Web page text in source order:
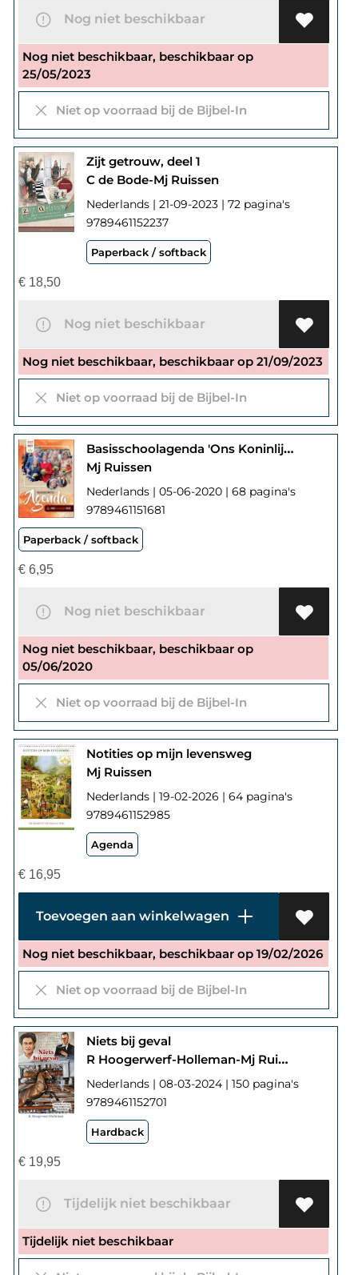
Nog niet beschikbaar
Nog niet beschikbaar, beschikbaar op
25/05/2023
Niet op voorraad bij de Bijbel-In
Zijt getrouw, deel 1
C de Bode-Mj Ruissen
Nederlands | 21-09-2023 | 72 pagina's
9789461152237
Paperback / softback
€18,50
Nog niet beschikbaar
Nog niet beschikbaar, beschikbaar op 21/09/2023
Niet op voorraad bij de Bijbel-In
Basisschoolagenda 'Ons Koninlijk Huis' 2020-2021
Mj Ruissen
Nederlands | 05-06-2020 | 68 pagina's
9789461151681
Paperback / softback
€6,95
Nog niet beschikbaar
Nog niet beschikbaar, beschikbaar op
05/06/2020
Niet op voorraad bij de Bijbel-In
Notities op mijn levensweg
Mj Ruissen
Nederlands | 19-02-2026 | 64 pagina's
9789461152985
Agenda
€16,95
Toevoegen aan winkelwagen
Nog niet beschikbaar, beschikbaar op 19/02/2026
Niet op voorraad bij de Bijbel-In
Niets bij geval
R Hoogerwerf-Holleman-Mj Ruissen
Nederlands | 08-03-2024 | 150 pagina's
9789461152701
Hardback
€19,95
Tijdelijk niet beschikbaar
Tijdelijk niet beschikbaar